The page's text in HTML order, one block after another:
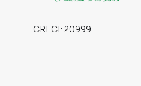
CRECI: 20999